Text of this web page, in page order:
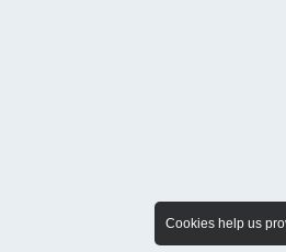
Cookies help us